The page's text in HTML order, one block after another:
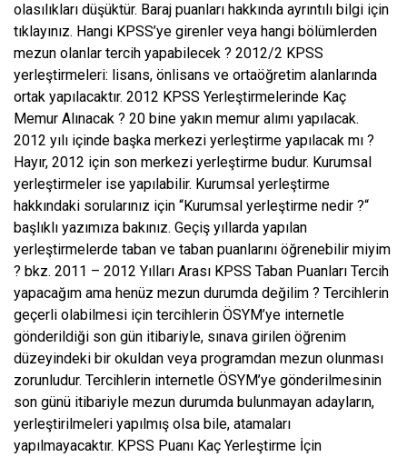
olasılıkları düşüktür. Baraj puanları hakkında ayrıntılı bilgi için
tıklayınız. Hangi KPSS’ye girenler veya hangi bölümlerden
mezun olanlar tercih yapabilecek ? 2012/2 KPSS
yerleştirmeleri: lisans, önlisans ve ortaöğretim alanlarında
ortak yapılacaktır. 2012 KPSS Yerleştirmelerinde Kaç
Memur Alınacak ? 20 bine yakın memur alımı yapılacak.
2012 yılı içinde başka merkezi yerleştirme yapılacak mı ?
Hayır, 2012 için son merkezi yerleştirme budur. Kurumsal
yerleştirmeler ise yapılabilir. Kurumsal yerleştirme
hakkındaki sorularınız için “Kurumsal yerleştirme nedir ?“
başlıklı yazımıza bakınız. Geçiş yıllarda yapılan
yerleştirmelerde taban ve taban puanlarını öğrenebilir miyim
? bkz. 2011 – 2012 Yılları Arası KPSS Taban Puanları Tercih
yapacağım ama henüz mezun durumda değilim ? Tercihlerin
geçerli olabilmesi için tercihlerin ÖSYM’ye internetle
gönderildiği son gün itibariyle, sınava girilen öğrenim
düzeyindeki bir okuldan veya programdan mezun olunması
zorunludur. Tercihlerin internetle ÖSYM’ye gönderilmesinin
son günü itibariyle mezun durumda bulunmayan adayların,
yerleştirilmeleri yapılmış olsa bile, atamaları
yapılmayacaktır. KPSS Puanı Kaç Yerleştirme İçin